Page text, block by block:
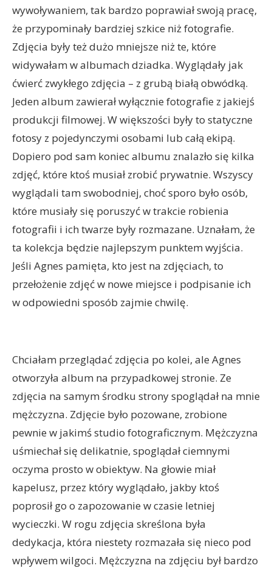
wywoływaniem, tak bardzo poprawiał swoją pracę,
że przypominały bardziej szkice niż fotografie.
Zdjęcia były też dużo mniejsze niż te, które
widywałam w albumach dziadka. Wyglądały jak
ćwierć zwykłego zdjęcia – z grubą białą obwódką.
Jeden album zawierał wyłącznie fotografie z jakiejś
produkcji filmowej. W większości były to statyczne
fotosy z pojedynczymi osobami lub całą ekipą.
Dopiero pod sam koniec albumu znalazło się kilka
zdjęć, które ktoś musiał zrobić prywatnie. Wszyscy
wyglądali tam swobodniej, choć sporo było osób,
które musiały się poruszyć w trakcie robienia
fotografii i ich twarze były rozmazane. Uznałam, że
ta kolekcja będzie najlepszym punktem wyjścia.
Jeśli Agnes pamięta, kto jest na zdjęciach, to
przełożenie zdjęć w nowe miejsce i podpisanie ich
w odpowiedni sposób zajmie chwilę.
Chciałam przeglądać zdjęcia po kolei, ale Agnes
otworzyła album na przypadkowej stronie. Ze
zdjęcia na samym środku strony spoglądał na mnie
mężczyzna. Zdjęcie było pozowane, zrobione
pewnie w jakimś studio fotograficznym. Mężczyzna
uśmiechał się delikatnie, spoglądał ciemnymi
oczyma prosto w obiektyw. Na głowie miał
kapelusz, przez który wyglądało, jakby ktoś
poprosił go o zapozowanie w czasie letniej
wycieczki. W rogu zdjęcia skreślona była
dedykacja, która niestety rozmazała się nieco pod
wpływem wilgoci. Mężczyzna na zdjęciu był bardzo